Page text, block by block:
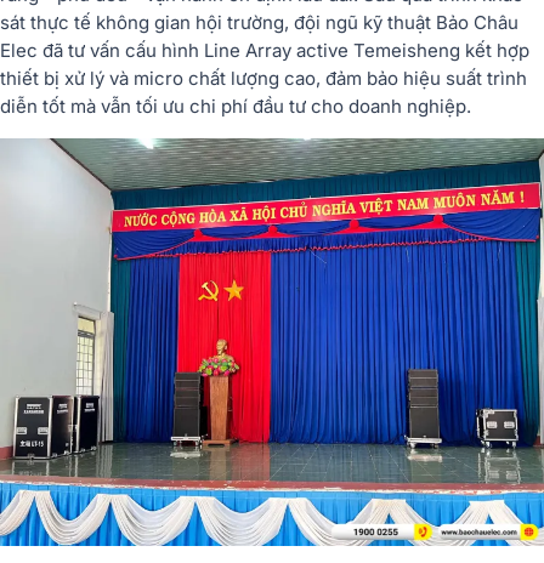
sát thực tế không gian hội trường, đội ngũ kỹ thuật Bảo Châu
Elec đã tư vấn cấu hình Line Array active Temeisheng kết hợp
thiết bị xử lý và micro chất lượng cao, đảm bảo hiệu suất trình
diễn tốt mà vẫn tối ưu chi phí đầu tư cho doanh nghiệp.